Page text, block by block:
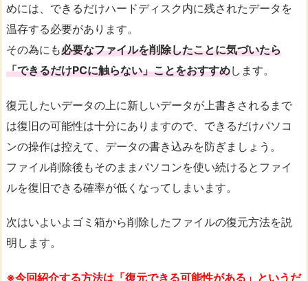
タが残っているのです。普段使って...
めには、できるだけハードディスク内に残されたデータを
温存する必要があります。
その為にも必要なファイルを削除したことに気づいたら
「できるだけPCに触らない」ことをおすすめします。
復元したいデータの上に新しいデータが上書きされるまで
は復旧の可能性は十分にありますので、できるだけパソコ
ンの操作は控えて、データの書き込みを防ぎましょう。
ファイル削除後もそのままパソコンを使い続けるとファイ
ルを復旧できる確率が低くなってしまいます。
次はいよいよゴミ箱から削除したファイルの復元方法を説
明します。
※今回紹介する方法は「復元できる可能性がある」というだ